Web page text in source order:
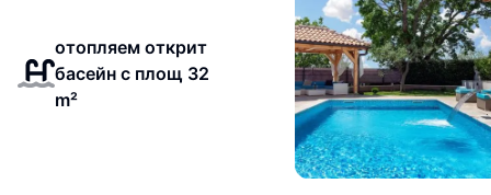
отопляем открит
басейн с площ 32
m²